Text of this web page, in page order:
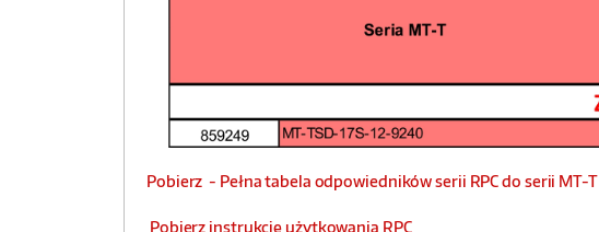
Pobierz - Pełna tabela odpowiedników serii RPC do serii MT-T
Pobierz instrukcję użytkowania RPC